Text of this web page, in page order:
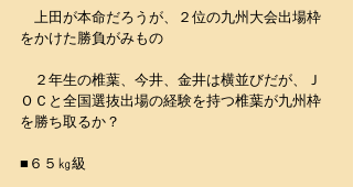
上田が本命だろうが、２位の九州大会出場枠
をかけた勝負がみもの
２年生の椎葉、今井、金井は横並びだが、Ｊ
ＯＣと全国選抜出場の経験を持つ椎葉が九州枠
を勝ち取るか？
■６５㎏級